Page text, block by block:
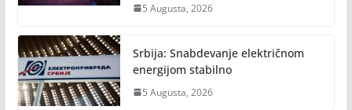
5 Augusta, 2026
Srbija: Snabdevanje električnom
energijom stabilno
5 Augusta, 2026